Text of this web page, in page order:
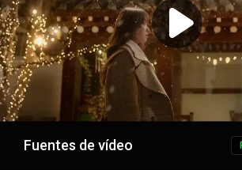
Fuentes de vídeo